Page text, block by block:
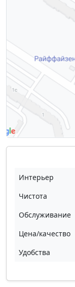
Интерьер
Чистота
Обслуживание
Цена/качество
Удобства